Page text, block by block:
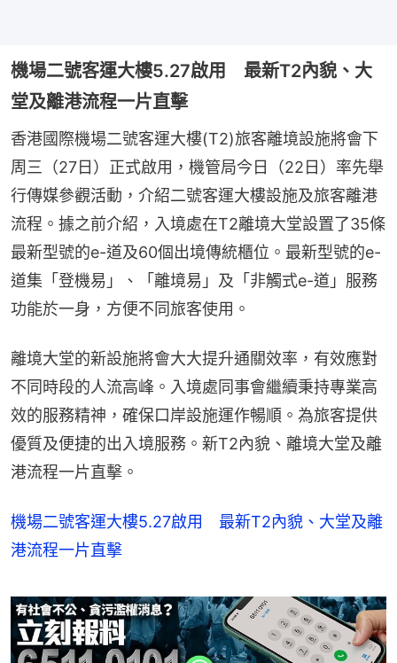
機場二號客運大樓5.27啟用 最新T2內貌、大
堂及離港流程一片直擊
香港國際機場二號客運大樓(T2)旅客離境設施將會下
周三（27日）正式啟用，機管局今日（22日）率先舉
行傳媒參觀活動，介紹二號客運大樓設施及旅客離港
流程。據之前介紹，入境處在T2離境大堂設置了35條
最新型號的e-道及60個出境傳統櫃位。最新型號的e-
道集「登機易」、「離境易」及「非觸式e-道」服務
功能於一身，方便不同旅客使用。
離境大堂的新設施將會大大提升通關效率，有效應對
不同時段的人流高峰。入境處同事會繼續秉持專業高
效的服務精神，確保口岸設施運作暢順。為旅客提供
優質及便捷的出入境服務。新T2內貌、離境大堂及離
港流程一片直擊。
機場二號客運大樓5.27啟用 最新T2內貌、大堂及離
港流程一片直擊